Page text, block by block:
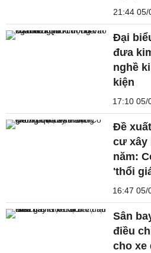
21:44 05/
Đại
đưa
nghề
kiện
17:10 05/
Đề
cư xây
năm:
'thổi
16:47 05/
Sân
điều
cho xe